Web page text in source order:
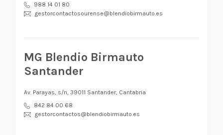
988 14 01 80
gestorcontactosourense@blendiobirmauto.es
MG Blendio Birmauto
Santander
Av. Parayas, s/n, 39011 Santander, Cantabria
842 84 00 68
gestorcontactos@blendiobirmauto.es